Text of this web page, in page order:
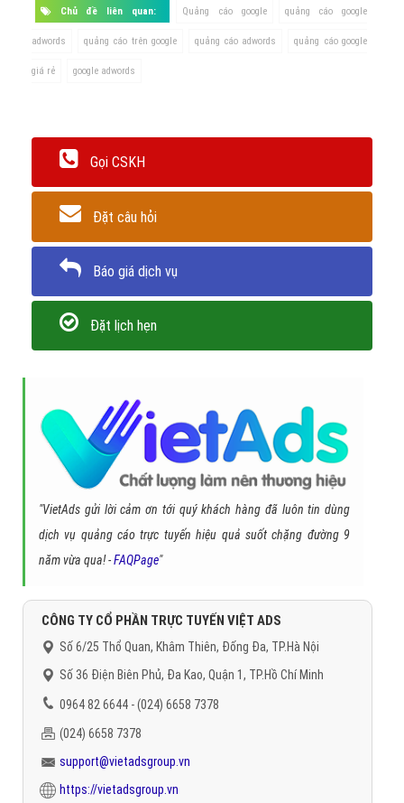
Chủ đề liên quan: Quảng cáo google quảng cáo google
adwords quảng cáo trên google quảng cáo adwords quảng cáo google
giá rẻ google adwords
Gọi CSKH
Đặt câu hỏi
Báo giá dịch vụ
Đặt lịch hẹn
"VietAds gửi lời cảm ơn tới quý khách hàng đã luôn tin dùng
dịch vụ quảng cáo trực tuyến hiệu quả suốt chặng đường 9
năm vừa qua! -FAQPage"
CÔNG TY CỔ PHẦN TRỰC TUYẾN VIỆT ADS
Số 6/25 Thổ Quan, Khâm Thiên, Đống Đa, TP.Hà Nội
Số 36 Điện Biên Phủ, Đa Kao, Quận 1, TP.Hồ Chí Minh
0964 82 6644 - (024) 6658 7378
(024) 6658 7378
support@vietadsgroup.vn
https://vietadsgroup.vn